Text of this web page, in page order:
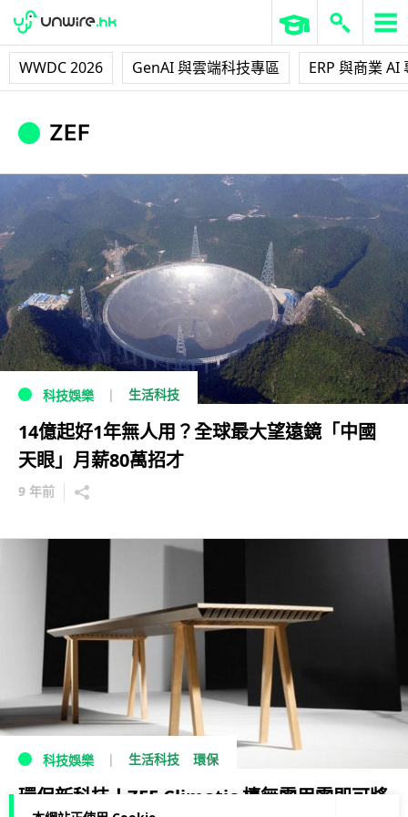
WWDC 2026 GenAI 與雲端科技專區 ERP 與商業 AI
ZEF
科技娛樂 生活科技
14億起好1年無人用？全球最大望遠鏡「中國
天眼」月薪80萬招才
9 年前
科技娛樂 生活科技 環保
環保新科技！ZEF Climatic 檯無需用電即可將